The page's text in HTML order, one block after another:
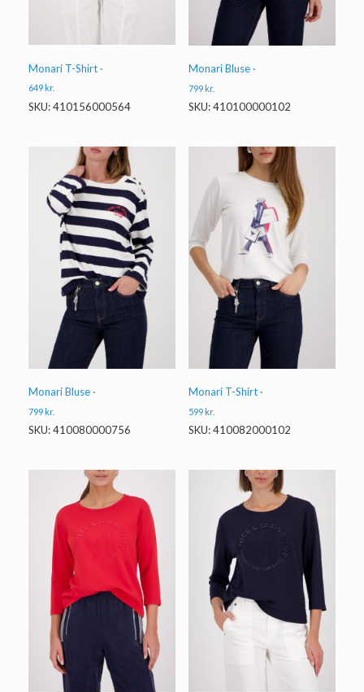
Monari T-Shirt ·
649 kr.
SKU: 410156000564
Monari Bluse ·
799kr.
SKU: 410100000102
Monari Bluse ·
799kr.
SKU: 410080000756
Monari T-Shirt ·
599kr.
SKU: 410082000102